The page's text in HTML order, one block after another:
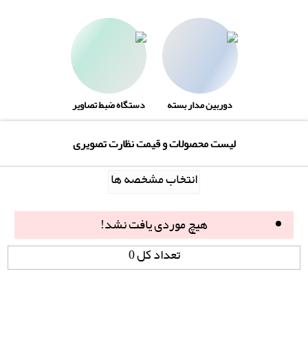
دوربین مدار بسته دستگاه ضبط تصاویر
لیست محصولات و قیمت نظارت تصویری
انتخاب مشخصه ها
هیچ موردی یافت نشد!
تعداد کل 0